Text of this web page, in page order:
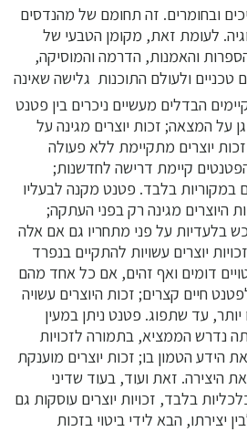
ובחומרים. זה תחומם של מהנדסים
לעומת זאת, מקומן הטבעי של
הספרות והאמנות, הדרמה והמוסיקה,
ולעולם התוכנות  גלישה שאינה
הבדלים מעשיים ניכרים בין פטנט
על המצאה; זכות יוצרים מגינה על
זכות יוצרים מתקיימת ללא פעולה
קיימת דרישה לחדשנות;
במקוריות בלבד. פטנט מקנה לבעליו
היוצרים מגינה רק בפני העתקה;
בלעדיות על פני מתחריו גם אם אלה
יוצרים עשויות להתקיים בנפרד
דומים ואף זהים, אם כל אחד מהם
חיים קצרים; זכות היוצרים עשויה
עד שתפוג. פטנט ניתן במעין
נדרש הממציא, בתמורה לזכויות
הידע הטמון בו; זכות יוצרים מוענקת
היצירה. זאת ועוד, בעוד שדיני
בלבד, זכויות יוצרים עוסקות גם
יצירתו, הבא לידי ביטוי בזכות